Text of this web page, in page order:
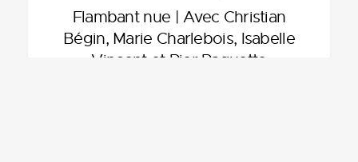
Flambant nue | Avec Christian
Bégin, Marie Charlebois, Isabelle
Vincent et Pier Paquette